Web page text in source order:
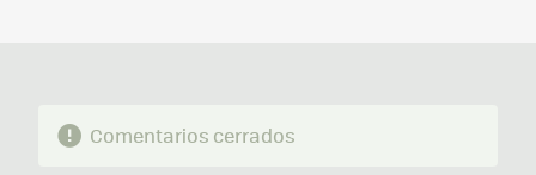
Comentarios cerrados